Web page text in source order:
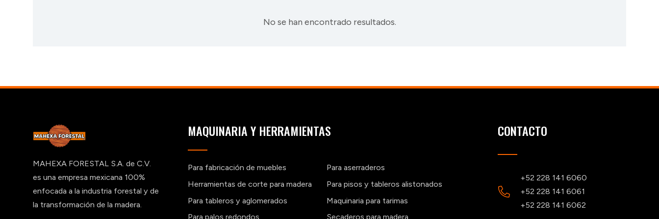
No se han encontrado resultados.
MAHEXA FORESTAL S.A. de C.V.
es una empresa mexicana 100%
enfocada a la industria forestal y de
la transformación de la madera.
MAQUINARIA Y HERRAMIENTAS
Para fabricación de muebles
Para aserraderos
Herramientas de corte para madera
Para pisos y tableros alistonados
Para tableros y aglomerados
Maquinaria para tarimas
Para palos redondos
Secaderos para madera
CONTACTO
+52 228 141 6060
+52 228 141 6061
+52 228 141 6062